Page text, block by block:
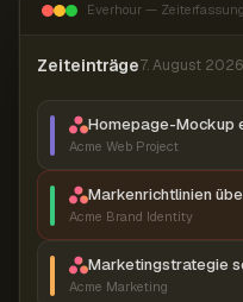
Everhour — Zeiterfassung
Zeiteinträge7. August 2026
Homepage-Mockup
Acme Web Project
Markenrichtlinien
Acme Brand Identity
Marketingstrategie
Acme Marketing